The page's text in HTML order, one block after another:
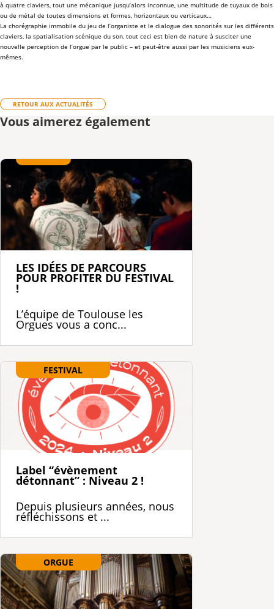
à quatre claviers, tout une mécanique jusqu’alors inconnue, une multitude de tuyaux de bois
ou de métal de toutes dimensions et formes, horizontaux ou verticaux…
La chorégraphie immobile du jeu de l’organiste et le dialogue des sonorités sur les différents
claviers, la spatialisation scénique du son, tout ceci est bien de nature à susciter une
nouvelle perception de l’orgue par le public – et peut-être aussi par les musiciens eux-
mêmes.
RETOUR AUX ACTUALITÉS
Vous aimerez également
LES IDÉES DE PARCOURS
POUR PROFITER DU FESTIVAL
!
L’équipe de Toulouse les
Orgues vous a conc...
FESTIVAL
Label “évènement
détonnant” : Niveau 2 !
Depuis plusieurs années, nous
réfléchissons et ...
ORGUE